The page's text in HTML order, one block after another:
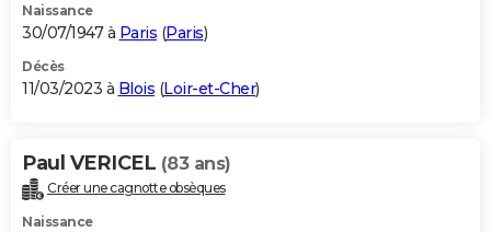
Naissance
30/07/1947 à Paris (Paris)
Décès
11/03/2023 à Blois (Loir-et-Cher)
Paul VERICEL (83 ans)
Créer une cagnotte obsèques
Naissance